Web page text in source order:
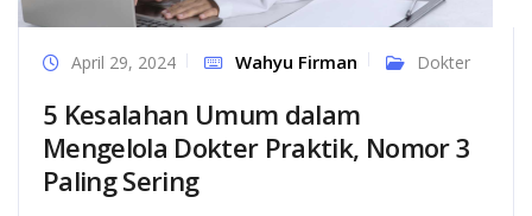
April 29, 2024 Wahyu Firman Dokter
5 Kesalahan Umum dalam
Mengelola Dokter Praktik, Nomor 3
Paling Sering